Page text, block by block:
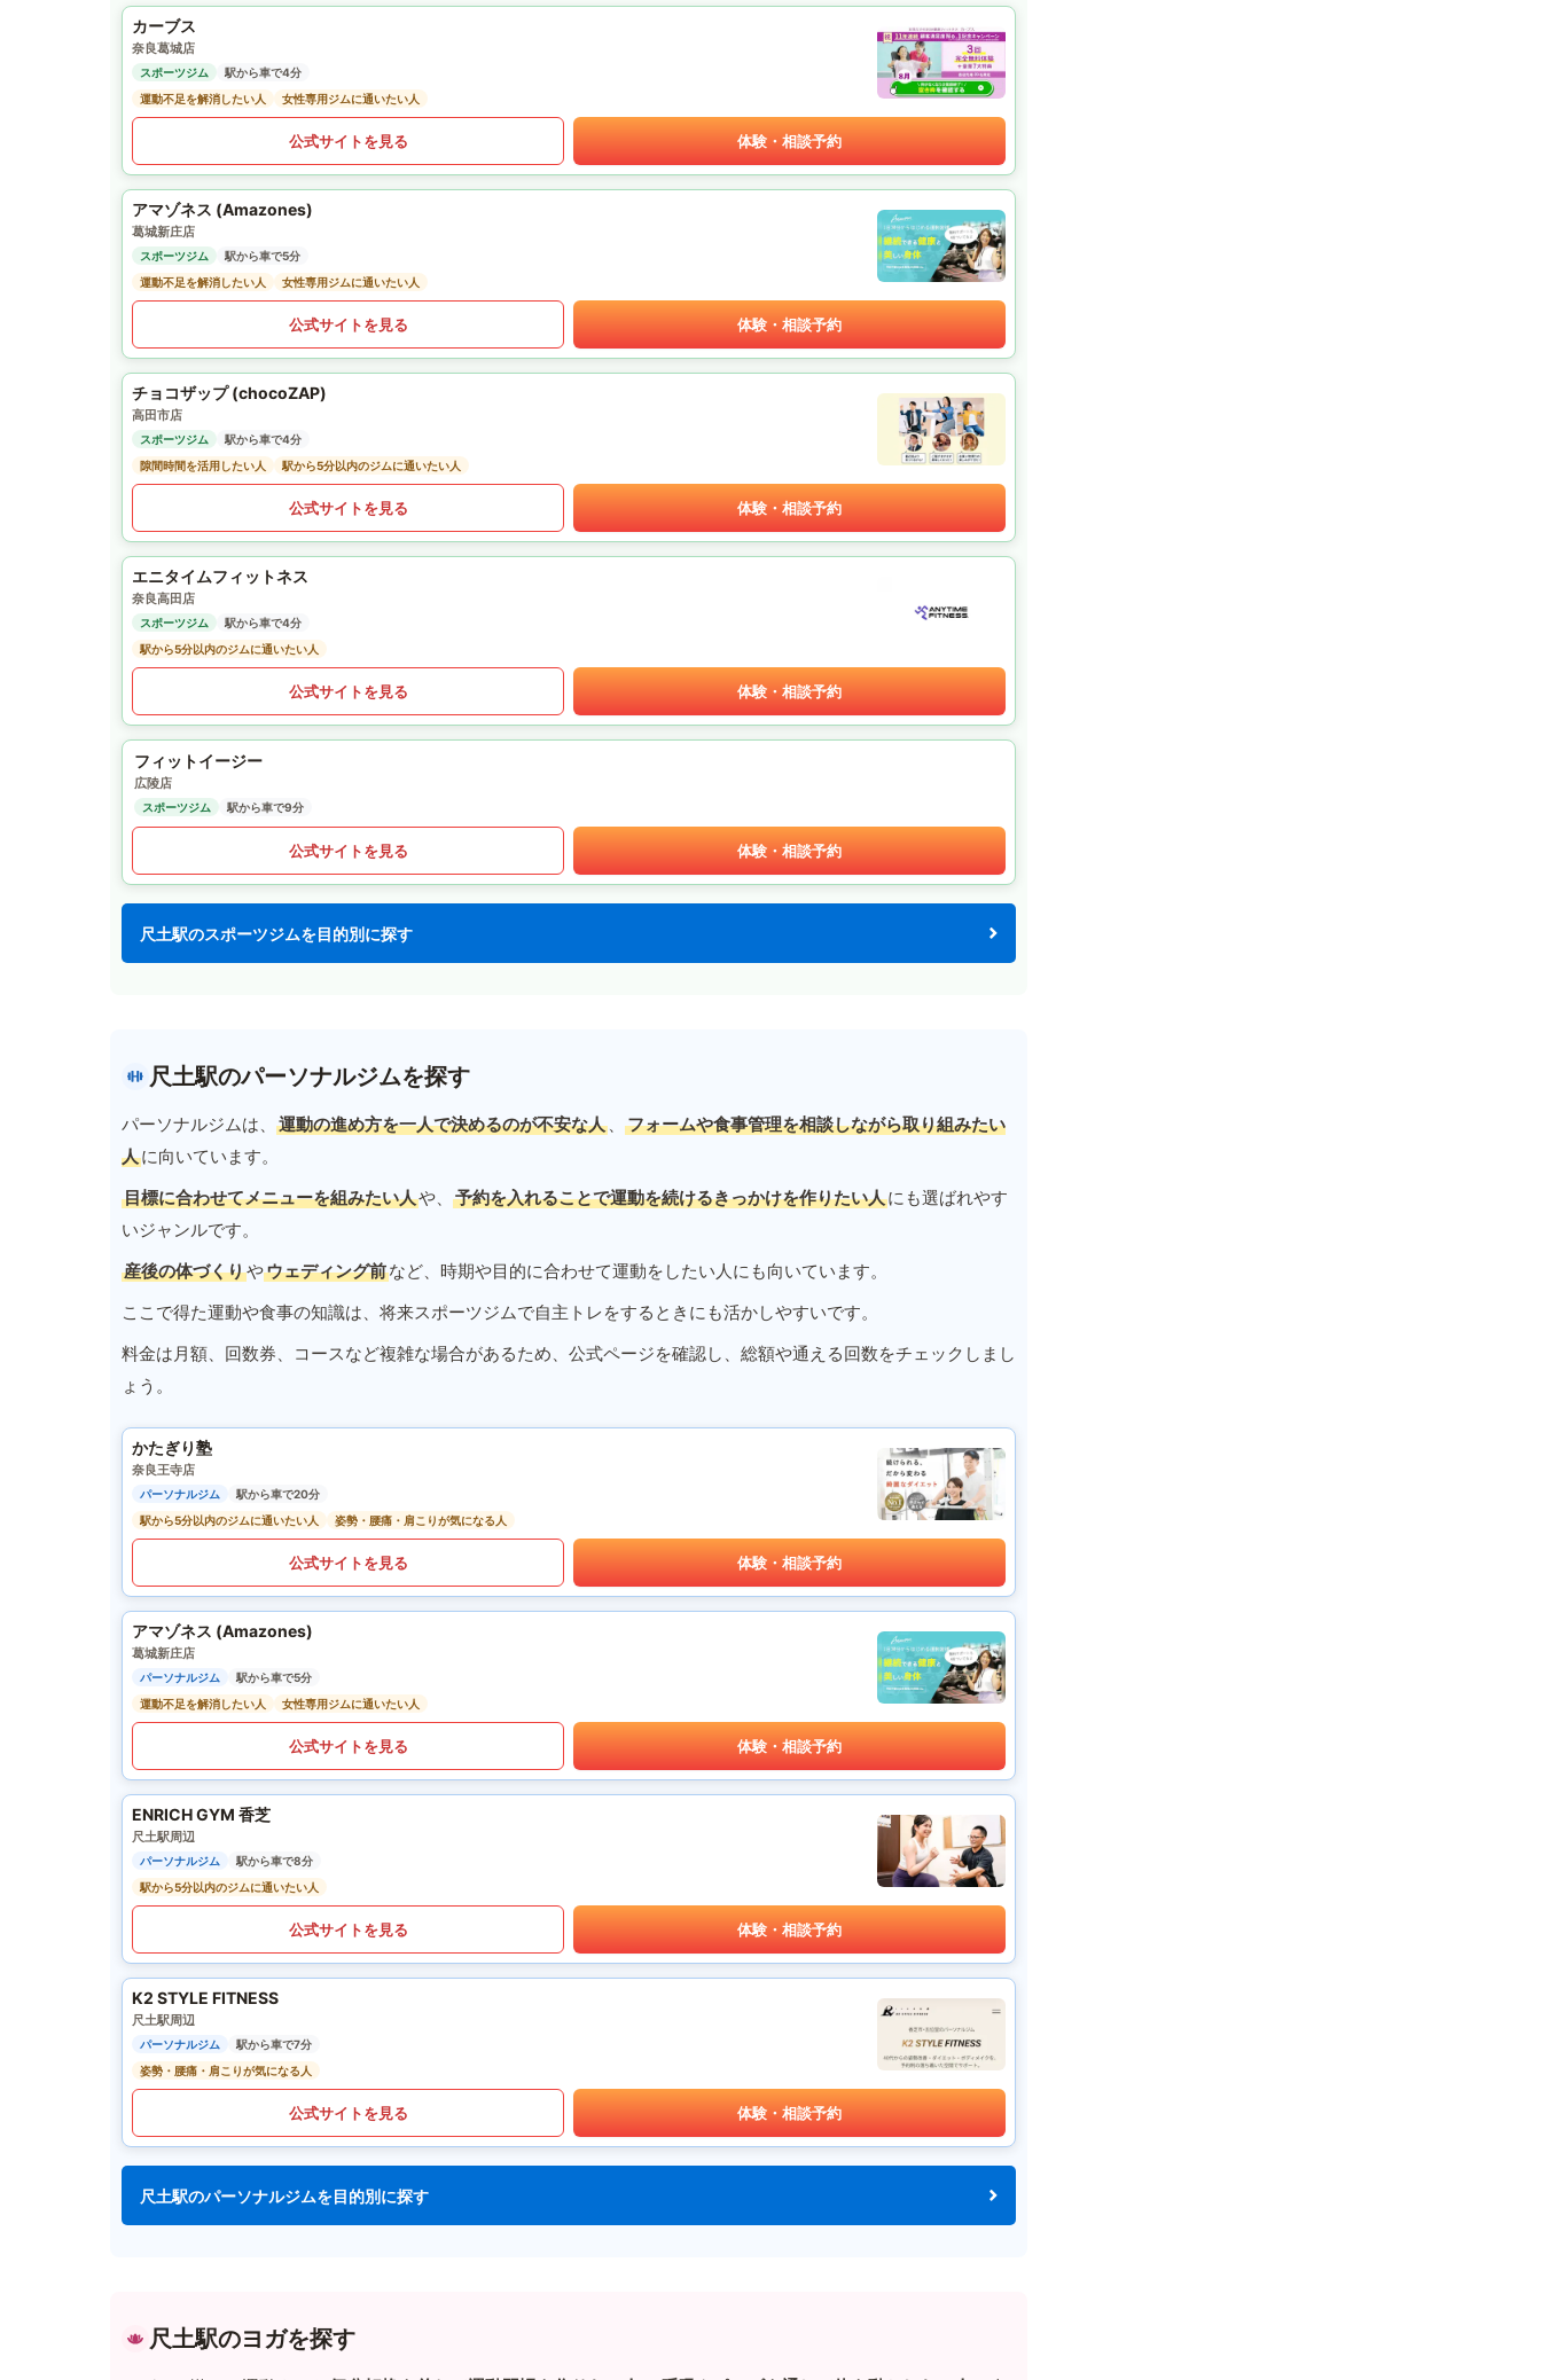
カーブス
奈良葛城店
スポーツジム
駅から車で4分
運動不足を解消したい人
女性専用ジムに通いたい人
公式サイトを見る 体験・相談予約
アマゾネス (Amazones)
葛城新庄店
スポーツジム
駅から車で5分
運動不足を解消したい人
女性専用ジムに通いたい人
公式サイトを見る 体験・相談予約
チョコザップ (chocoZAP)
高田市店
スポーツジム
駅から車で4分
隙間時間を活用したい人
駅から5分以内のジムに通いたい人
公式サイトを見る 体験・相談予約
エニタイムフィットネス
奈良高田店
スポーツジム
駅から車で4分
駅から5分以内のジムに通いたい人
公式サイトを見る 体験・相談予約
フィットイージー
広陵店
スポーツジム 駅から車で9分
公式サイトを見る 体験・相談予約
尺土駅のスポーツジムを目的別に探す
尺土駅のパーソナルジムを探す
パーソナルジムは、 運動の進め方を一人で決めるのが不安な人 、
フォームや食事管理を相談しながら取り組みたい
人に向いています。
目標に合わせてメニューを組みたい人や、 予約を入れることで運動を続けるきっかけを作りたい人にも選ばれやす
いジャンルです。
産後の体づくりやウェディング前など、時期や目的に合わせて運動をしたい人にも向いています。
ここで得た運動や食事の知識は、将来スポーツジムで自主トレをするときにも活かしやすいです。
料金は月額、回数券、コースなど複雑な場合があるため、公式ページを確認し、総額や通える回数をチェックしまし
ょう。
かたぎり塾
奈良王寺店
パーソナルジム
駅から車で20分
駅から5分以内のジムに通いたい人
姿勢・腰痛・肩こりが気になる人
公式サイトを見る 体験・相談予約
アマゾネス (Amazones)
葛城新庄店
パーソナルジム
駅から車で5分
運動不足を解消したい人
女性専用ジムに通いたい人
公式サイトを見る 体験・相談予約
ENRICH GYM 香芝
尺土駅周辺
パーソナルジム
駅から車で8分
駅から5分以内のジムに通いたい人
公式サイトを見る 体験・相談予約
K2 STYLE FITNESS
尺土駅周辺
パーソナルジム
駅から車で7分
姿勢・腰痛・肩こりが気になる人
公式サイトを見る 体験・相談予約
尺土駅のパーソナルジムを目的別に探す
尺土駅のヨガを探す